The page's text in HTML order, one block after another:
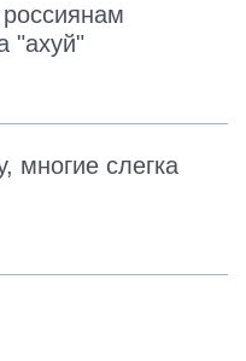
"ахуй"
многие слегка